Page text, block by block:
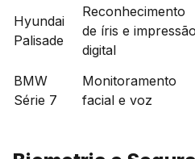
Hyundai
Palisade
Reconhecimento
de íris e impressão
digital
BMW
Série 7
Monitoramento
facial e voz